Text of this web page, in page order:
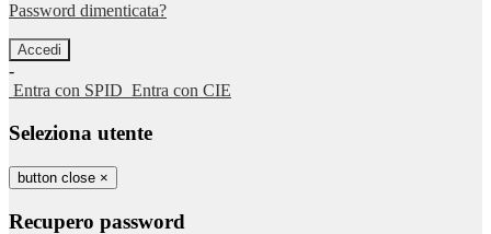
Password dimenticata?
-
Entra con SPID Entra con CIE
Seleziona utente
button close ×
Recupero password